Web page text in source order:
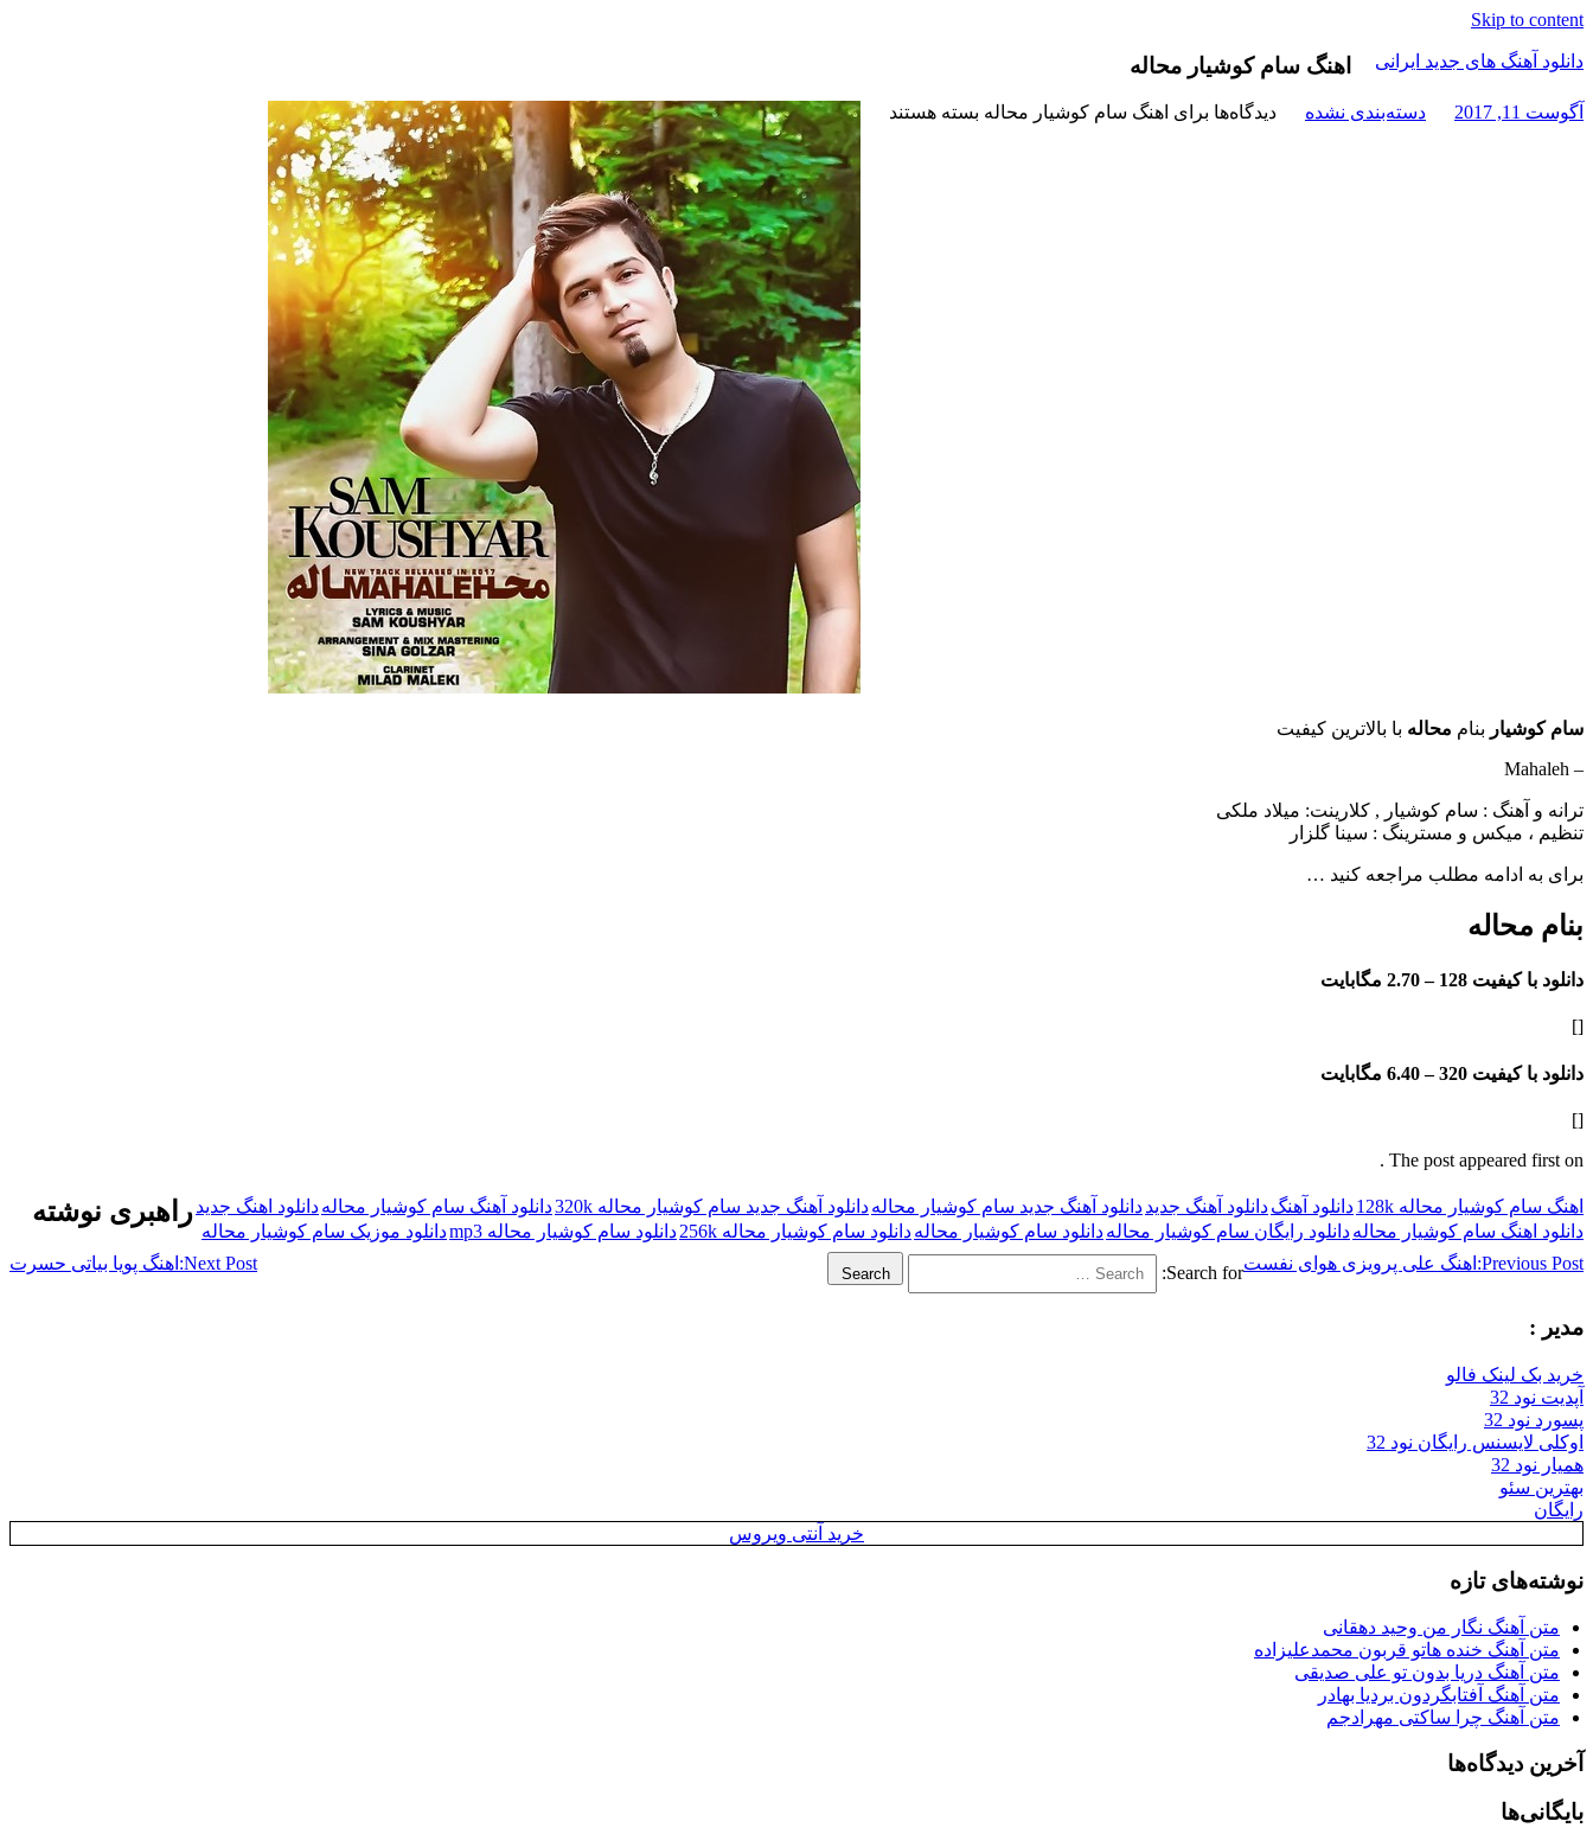
Skip to content
دانلود آهنگ های جدید ایرانی
دانلود
اهنگ سام کوشیار محاله
آگوست 11, 2017 دسته‌بندی نشده دیدگاه‌ها برای اهنگ سام کوشیار محاله بسته هستند
سام کوشیار بنام محاله با بالاترین کیفیت
– Mahaleh
ترانه و آهنگ : سام کوشیار , کلارینت: میلاد ملکی
تنظیم ، میکس و مسترینگ : سینا گلزار
برای به ادامه مطلب مراجعه کنید …
بنام محاله
دانلود با کیفیت 128 – 2.70 مگابایت
[]
دانلود با کیفیت 320 – 6.40 مگابایت
[]
The post appeared first on .
اهنگ سام کوشیار محاله 128k دانلود آهنگدانلود آهنگ جدیددانلود آهنگ جدید سام کوشیار محالهدانلود آهنگ جدید سام کوشیار محاله 320k دانلود آهنگ سام کوشیار محالهدانلود اهنگ جدید
دانلود اهنگ سام کوشیار محالهدانلود رایگان سام کوشیار محالهدانلود سام کوشیار محالهدانلود سام کوشیار محاله 256k دانلود سام کوشیار محاله mp3 دانلود موزیک سام کوشیار محاله
راهبری نوشته
Previous Post: اهنگ علی پرویزی هوای نفست Next Post: اهنگ پویا بیاتی حسرت Search for:
Search
مدیر :
خرید بک لینک فالو
آپدیت نود 32
پسورد نود 32
اوکلی لایسنس رایگان نود 32
همیار نود 32
بهترین سئو
رایگان
خرید آنتی ویروس
نوشته‌های تازه
متن آهنگ نگار من وحید دهقانی
متن آهنگ خنده هاتو قربون محمدعلیزاده
متن آهنگ دریا بدون تو علی صدیقی
متن آهنگ آفتابگردون بردیا بهادر
متن آهنگ چرا ساکتی مهرادجم
آخرین دیدگاه‌ها
بایگانی‌ها